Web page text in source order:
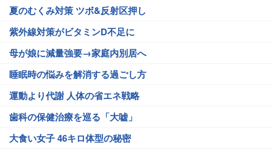
夏のむくみ対策 ツボ&反射区押し
紫外線対策がビタミンD不足に
母が娘に減量強要→家庭内別居へ
睡眠時の悩みを解消する過ごし方
運動より代謝 人体の省エネ戦略
歯科の保健治療を巡る「大嘘」
大食い女子 46キロ体型の秘密